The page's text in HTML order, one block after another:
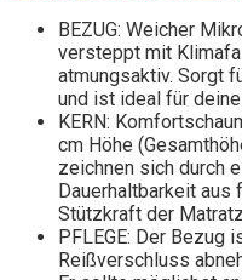
BEZUG: Weicher
versteppt mit
atmungsaktiv. Sorgt
und ist ideal für
KERN:
cm Höhe
zeichnen sich durch
Dauerhaltbarkeit aus
Stützkraft der
PFLEGE: Der Bezug
Reißverschluss